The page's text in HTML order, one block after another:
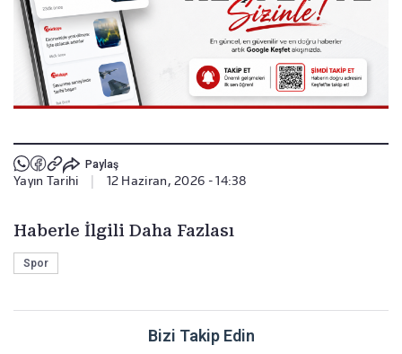
Paylaş
Yayın Tarihi 12 Haziran, 2026 - 14:38
Haberle İlgili Daha Fazlası
Spor
Bizi Takip Edin